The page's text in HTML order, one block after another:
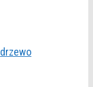
drzewo